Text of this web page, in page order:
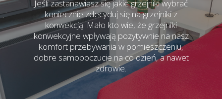
Jeśli zastanawiasz się jakie grzejniki wybrać
koniecznie zdecyduj się na grzejniki z
konwekcją. Mało kto wie, że grzejniki
konwekcyjne wpływają pozytywnie na nasz
komfort przebywania w pomieszczeniu,
dobre samopoczucie na co dzień, a nawet
zdrowie.